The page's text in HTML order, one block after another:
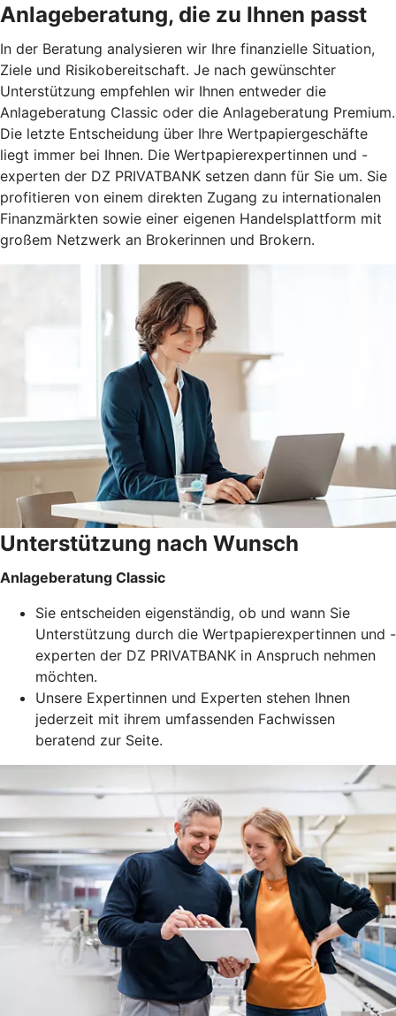
Anlageberatung, die zu Ihnen passt
In der Beratung analysieren wir Ihre finanzielle Situation,
Ziele und Risikobereitschaft. Je nach gewünschter
Unterstützung empfehlen wir Ihnen entweder die
Anlageberatung Classic oder die Anlageberatung Premium.
Die letzte Entscheidung über Ihre Wertpapiergeschäfte
liegt immer bei Ihnen. Die Wertpapierexpertinnen und -
experten der DZ PRIVATBANK setzen dann für Sie um. Sie
profitieren von einem direkten Zugang zu internationalen
Finanzmärkten sowie einer eigenen Handelsplattform mit
großem Netzwerk an Brokerinnen und Brokern.
Unterstützung nach Wunsch
Anlageberatung Classic
Sie entscheiden eigenständig, ob und wann Sie
Unterstützung durch die Wertpapierexpertinnen und -
experten der DZ PRIVATBANK in Anspruch nehmen
möchten.
Unsere Expertinnen und Experten stehen Ihnen
jederzeit mit ihrem umfassenden Fachwissen
beratend zur Seite.